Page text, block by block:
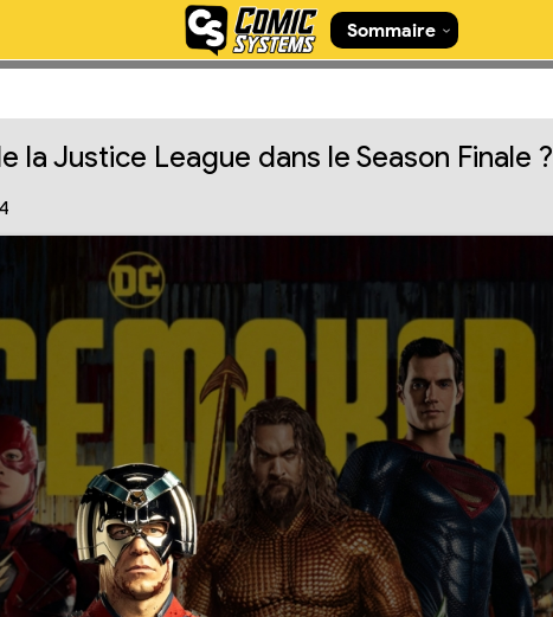
Sommaire
la Justice League dans le Season Finale ?